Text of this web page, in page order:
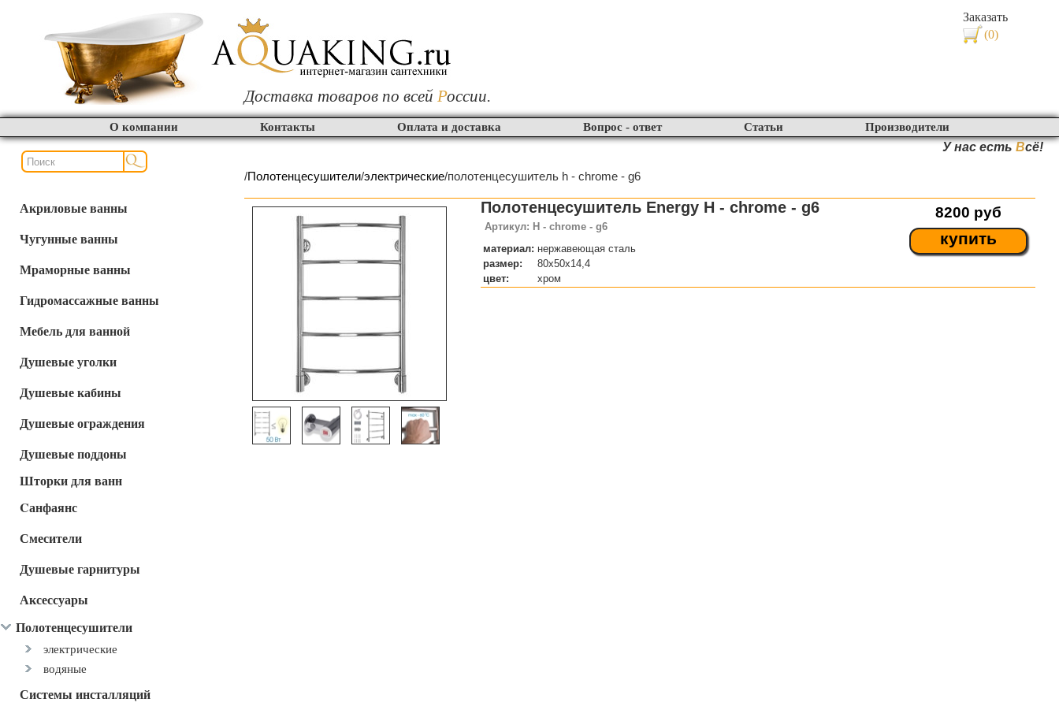
Заказать
(0)
Доставка товаров по всей России.
О компании Контакты Оплата и доставка Вопрос - ответ Статьи Производители
У нас есть Всё!
Акриловые ванны
Чугунные ванны
Мраморные ванны
Гидромассажные ванны
Мебель для ванной
Душевые уголки
Душевые кабины
Душевые ограждения
Душевые поддоны
Шторки для ванн
Cанфаянс
Смесители
Душевые гарнитуры
Аксессуары
Полотенцесушители
электрические
водяные
Системы инсталляций
/Полотенцесушители/электрические/полотенцесушитель h - chrome - g6
8200 руб
купить
Полотенцесушитель Energy H - chrome - g6
Артикул: H - chrome - g6
материал: нержавеющая сталь
размер:
80x50x14,4
цвет:
хром